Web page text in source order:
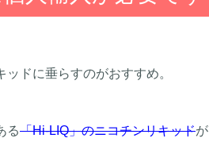
ドに垂らすのがおすすめ。
る「Hi-LIQ」のニコチンリキッドが